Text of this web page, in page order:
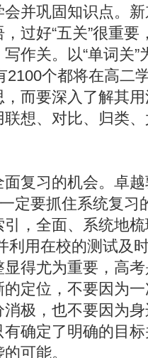
并巩固知识点。
过好“五关”很重要
作关。以“单词关
2100个都将在高二
而要深入了解其
想、对比、归类
复习的机会。卓
定要抓住系统复
，全面、系统地
利用在校的测试及
得尤为重要，高
定位，不要因为
极，也不要因为
确定了明确的目
可能。